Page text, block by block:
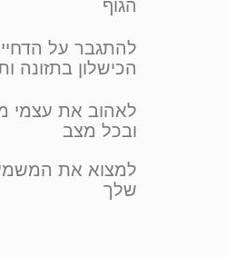
הגוף
להתגבר על
הכישלון בתזונה
לאהוב את עצמי
ובכל מצב
למצוא את
שלך